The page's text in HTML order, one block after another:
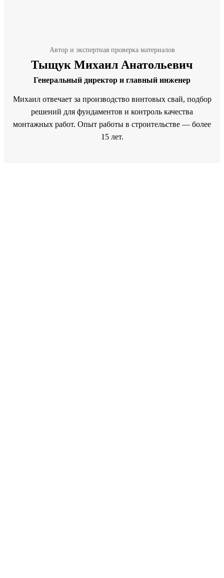
Автор и экспертная проверка материалов
Тыщук Михаил Анатольевич
Генеральный директор и главный инженер
Михаил отвечает за производство винтовых свай, подбор
решений для фундаментов и контроль качества
монтажных работ. Опыт работы в строительстве — более
15 лет.